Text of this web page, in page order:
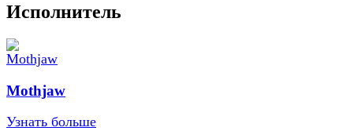
Исполнитель
Mothjaw
Узнать больше